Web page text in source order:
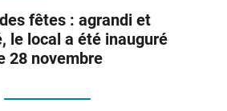
fêtes : agrandi et
le local a été inauguré
28 novembre